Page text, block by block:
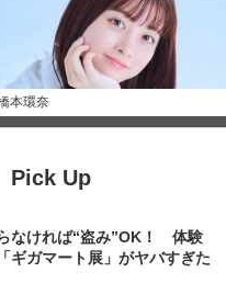
本環奈
Pick Up
なければ“盗み”OK！ 体験
ギガマート展」がヤバすぎた